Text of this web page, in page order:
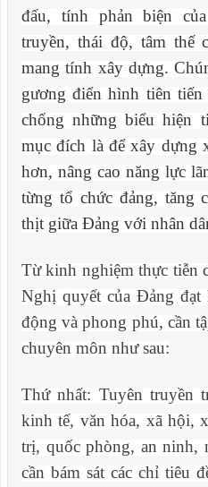
đấu, tính phản biện
truyền, thái độ, tâm thế
mang tính xây dựng.
gương điển hình tiên tiến
chống những biểu hiện
mục đích là để xây dựng
hơn, nâng cao năng lực
từng tổ chức đảng, tăng
thịt giữa Đảng với nhân
Từ kinh nghiệm thực tiễn
Nghị quyết của Đảng đạt
động và phong phú, cần
chuyên môn như sau:
Thứ nhất: Tuyên truyền
kinh tế, văn hóa, xã hội,
trị, quốc phòng, an ninh,
cần bám sát các chỉ tiêu